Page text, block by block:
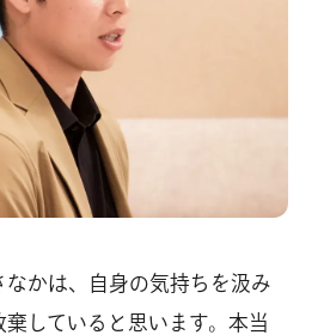
なかは、自身の気持ちを汲み
していると思います。本当